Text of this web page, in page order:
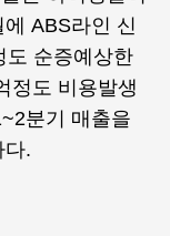
ABS라인 신
도 순증예상한
정도 비용발생
분기 매출을
다.